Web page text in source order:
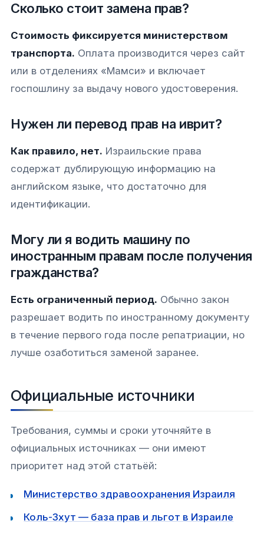
Сколько стоит замена прав?
Стоимость фиксируется министерством
транспорта. Оплата производится через сайт
или в отделениях «Мамси» и включает
госпошлину за выдачу нового удостоверения.
Нужен ли перевод прав на иврит?
Как правило, нет. Израильские права
содержат дублирующую информацию на
английском языке, что достаточно для
идентификации.
Могу ли я водить машину по
иностранным правам после получения
гражданства?
Есть ограниченный период. Обычно закон
разрешает водить по иностранному документу
в течение первого года после репатриации, но
лучше озаботиться заменой заранее.
Официальные источники
Требования, суммы и сроки уточняйте в
официальных источниках — они имеют
приоритет над этой статьёй:
Министерство здравоохранения Израиля
Коль-Зхут — база прав и льгот в Израиле